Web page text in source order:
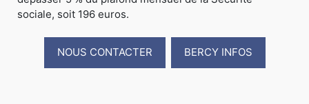
sociale, soit 196 euros.
NOUS CONTACTER BERCY INFOS